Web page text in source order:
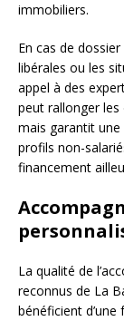
immobiliers.
En cas de
libérales ou les
appel à des
peut rallonger les
mais garantit
profils non-
financement
La qualité de
reconnus de La
bénéficient